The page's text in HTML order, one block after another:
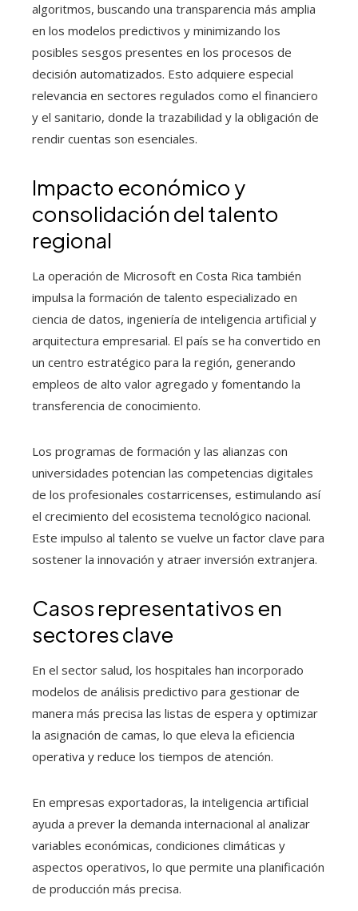
algoritmos, buscando una transparencia más amplia
en los modelos predictivos y minimizando los
posibles sesgos presentes en los procesos de
decisión automatizados. Esto adquiere especial
relevancia en sectores regulados como el financiero
y el sanitario, donde la trazabilidad y la obligación de
rendir cuentas son esenciales.
Impacto económico y
consolidación del talento
regional
La operación de Microsoft en Costa Rica también
impulsa la formación de talento especializado en
ciencia de datos, ingeniería de inteligencia artificial y
arquitectura empresarial. El país se ha convertido en
un centro estratégico para la región, generando
empleos de alto valor agregado y fomentando la
transferencia de conocimiento.
Los programas de formación y las alianzas con
universidades potencian las competencias digitales
de los profesionales costarricenses, estimulando así
el crecimiento del ecosistema tecnológico nacional.
Este impulso al talento se vuelve un factor clave para
sostener la innovación y atraer inversión extranjera.
Casos representativos en
sectores clave
En el sector salud, los hospitales han incorporado
modelos de análisis predictivo para gestionar de
manera más precisa las listas de espera y optimizar
la asignación de camas, lo que eleva la eficiencia
operativa y reduce los tiempos de atención.
En empresas exportadoras, la inteligencia artificial
ayuda a prever la demanda internacional al analizar
variables económicas, condiciones climáticas y
aspectos operativos, lo que permite una planificación
de producción más precisa.